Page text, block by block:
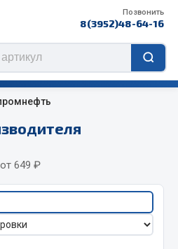
Позвонить
8(3952)48-64-16
BOHU
649 ₽